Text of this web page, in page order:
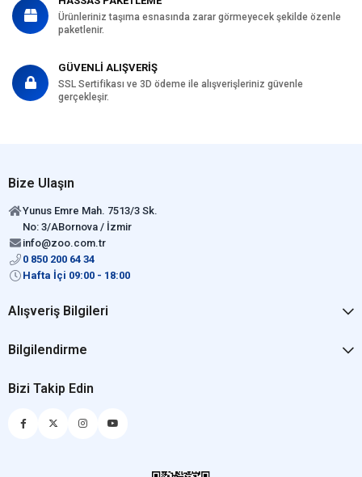
Ürünleriniz taşıma esnasında zarar görmeyecek şekilde özenle
paketlenir.
GÜVENLİ ALIŞVERİŞ
SSL Sertifikası ve 3D ödeme ile alışverişleriniz güvenle
gerçekleşir.
Bize Ulaşın
Yunus Emre Mah. 7513/3 Sk.
No: 3/ABornova / İzmir
info@zoo.com.tr
0 850 200 64 34
Hafta İçi 09:00 - 18:00
Alışveriş Bilgileri
Bilgilendirme
Bizi Takip Edin